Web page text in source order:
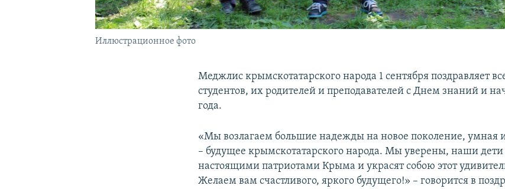
Иллюстрационное фото
Меджлис крымскотатарского народа 1 сентября поздравляет
студентов, их родителей и преподавателей с Днем знаний и
года.
«Мы возлагаем большие надежды на новое поколение, умная
– будущее крымскотатарского народа. Мы уверены, наши дети
настоящими патриотами Крыма и украсят собою этот
Желаем вам счастливого, яркого будущего!» – говорится в